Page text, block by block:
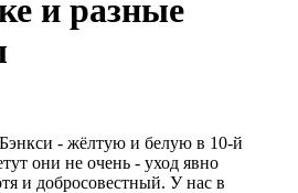
и разные
- жёлтую и белую в 10-й
они не очень - уход явно
и добросовестный. У нас в